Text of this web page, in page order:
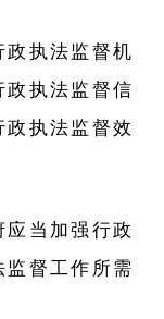
政执法监督机
政执法监督信
执法监督效
当加强行政
监督工作所需